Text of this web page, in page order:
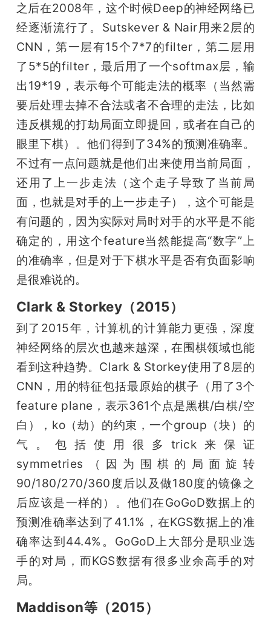
之后在2008年，这个时候Deep的神经网络已
经逐渐流行了。Sutskever & Nair用来2层的
CNN，第一层有15个7*7的filter，第二层用
了5*5的filter，最后用了一个softmax层，输
出19*19，表示每个可能走法的概率（当然需
要后处理去掉不合法或者不合理的走法，比如
违反棋规的打劫局面立即提回，或者在自己的
眼里下棋）。他们得到了34%的预测准确率。
不过有一点问题就是他们出来使用当前局面，
还用了上一步走法（这个走子导致了当前局
面，也就是对手的上一步走子），这个可能是
有问题的，因为实际对局时对手的水平是不能
确定的，用这个feature当然能提高“数字”上
的准确率，但是对于下棋水平是否有负面影响
是很难说的。
Clark & Storkey（2015）
到了2015年，计算机的计算能力更强，深度
神经网络的层次也越来越深，在围棋领域也能
看到这种趋势。Clark & Storkey使用了8层的
CNN，用的特征包括最原始的棋子（用了3个
feature plane，表示361个点是黑棋/白棋/空
白），ko（劫）的约束，一个group（块）的
气。包括使用很多trick来保证
symmetries（因为围棋的局面旋转
90/180/270/360度后以及做180度的镜像之
后应该是一样的）。他们在GoGoD数据上的
预测准确率达到了41.1%，在KGS数据上的准
确率达到44.4%。GoGoD上大部分是职业选
手的对局，而KGS数据有很多业余高手的对
局。
Maddison等（2015）